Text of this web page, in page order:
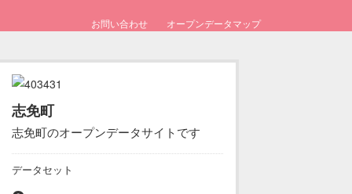
お問い合わせ オープンデータマップ
志免町
志免町のオープンデータサイトです
データセット